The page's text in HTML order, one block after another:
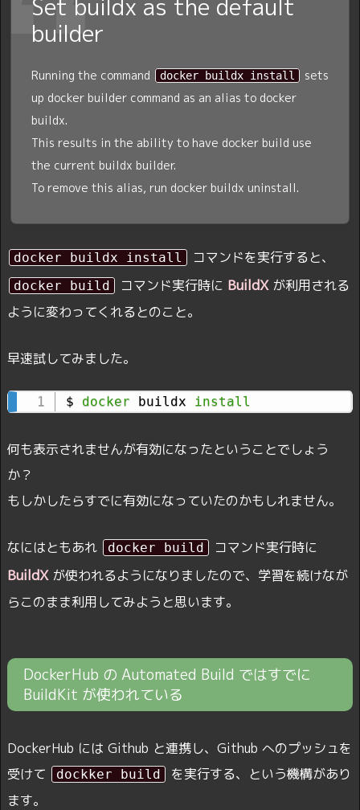
Set buildx as the default
builder
Running the command docker buildx install
sets
up docker builder command as an alias to docker
buildx.
This results in the ability to have docker build use
the current buildx builder.
To remove this alias, run docker buildx uninstall.
docker buildx install コマンドを実行すると、
docker build コマンド実行時に BuildXが利用される
ように変わってくれるとのこと。
早速試してみました。
$ docker buildx install
何も表示されませんが有効になったということでしょう
か？
もしかしたらすでに有効になっていたのかもしれません。
なにはともあれ docker build コマンド実行時に
BuildXが使われるようになりましたので、学習を続けなが
らこのまま利用してみようと思います。
DockerHub の Automated Build ではすでに
BuildKit が使われている
DockerHub には Github と連携し、Github へのプッシュを
受けて
dockker build
を実行する、という機構があり
ます。